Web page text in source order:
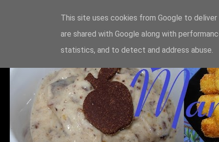
This site uses cookies from Google to
are shared with Google along with
statistics, and to detect and address abuse.